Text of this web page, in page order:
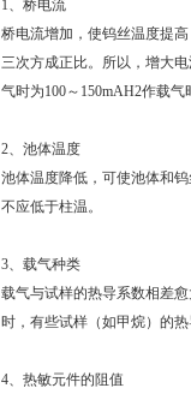
1、桥电流
桥电流增加，使钨丝温度提
三次方成正比。所以，增大
气时为100～150mAH2作载气
2、池体温度
池体温度降低，可使池体和
不应低于柱温。
3、载气种类
载气与试样的热导系数相差
时，有些试样（如甲烷）的
4、热敏元件的阻值